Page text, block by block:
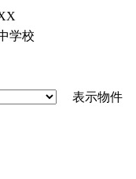
学校
表示物件